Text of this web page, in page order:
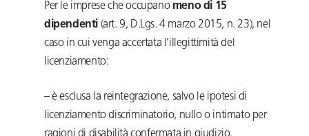
Per le imprese che occupano meno di 15
dipendenti (art. 9, D.Lgs. 4 marzo 2015, n. 23), nel
caso in cui venga accertata l’illegittimità del
licenziamento:
– è esclusa la reintegrazione, salvo le ipotesi di
licenziamento discriminatorio, nullo o intimato per